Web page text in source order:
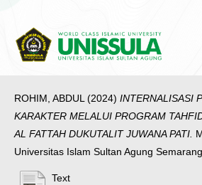
ROHIM, ABDUL(2024) INTERNALISASI
KARAKTER MELALUI PROGRAM
AL FATTAH DUKUTALIT JUWANA PATI.
Universitas Islam Sultan Agung
Text